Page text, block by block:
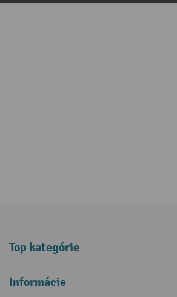
Top kategórie
Informácie